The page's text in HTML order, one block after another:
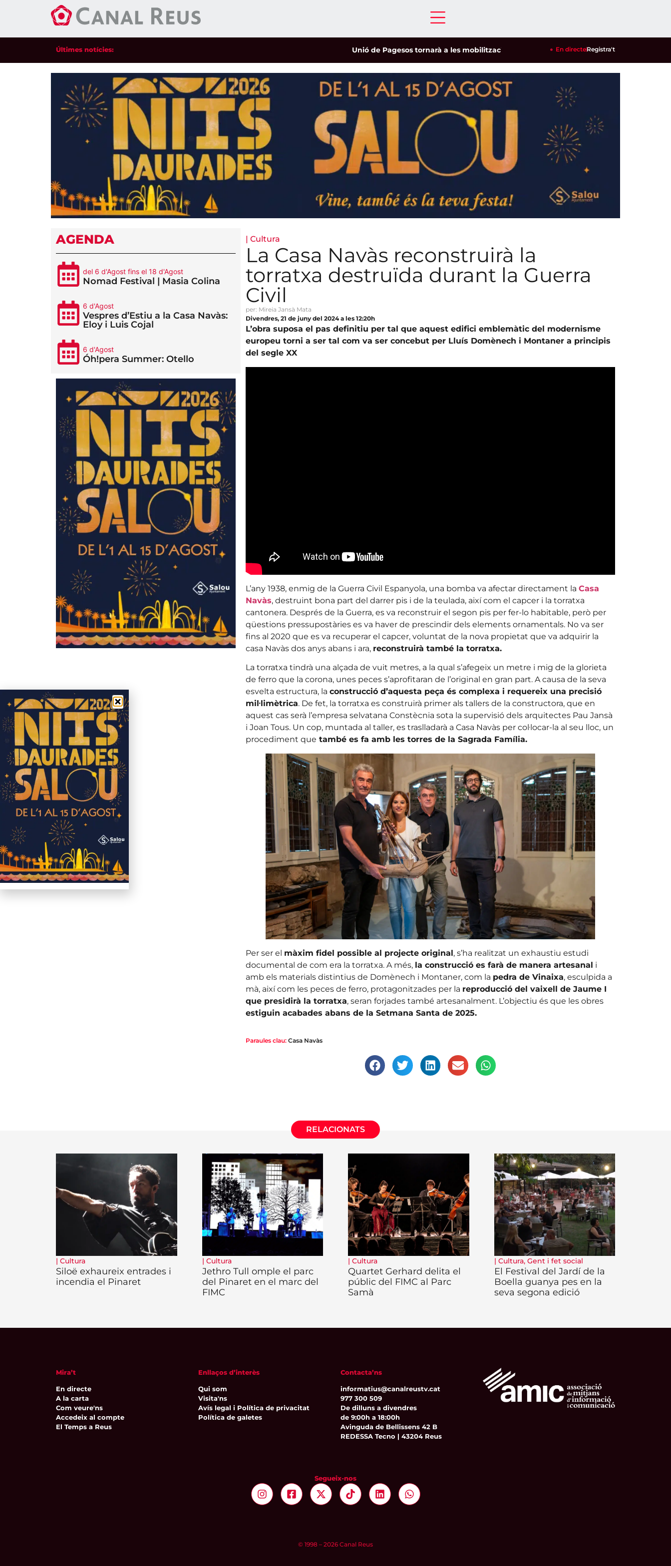
Últimes notícies: Unió de Pagesos tornarà a les mobilitzacions per defensar els cultius de la garrofa i l'ametlla
En directeRegistra't
AGENDA
del 6 d'Agost fins el 18 d'Agost
Nomad Festival | Masia Colina
6 d'Agost
Vespres d’Estiu a la Casa Navàs:
Eloy i Luis Cojal
6 d'Agost
Óh!pera Summer: Otello
| Cultura
La Casa Navàs reconstruirà la
torratxa destruïda durant la Guerra
Civil
per: Mireia Jansà Mata
Divendres, 21 de juny del 2024 a les 12:20h
L’obra suposa el pas definitiu per tal que aquest edifici emblemàtic del modernisme
europeu torni a ser tal com va ser concebut per Lluís Domènech i Montaner a principis
del segle XX
L’any 1938, enmig de la Guerra Civil Espanyola, una bomba va afectar directament la Casa
Navàs, destruint bona part del darrer pis i de la teulada, així com el capcer i la torratxa
cantonera. Després de la Guerra, es va reconstruir el segon pis per fer-lo habitable, però per
qüestions pressupostàries es va haver de prescindir dels elements ornamentals. No va ser
fins al 2020 que es va recuperar el capcer, voluntat de la nova propietat que va adquirir la
casa Navàs dos anys abans i ara, reconstruirà també la torratxa.
La torratxa tindrà una alçada de vuit metres, a la qual s’afegeix un metre i mig de la glorieta
de ferro que la corona, unes peces s’aprofitaran de l’original en gran part. A causa de la seva
esvelta estructura, la construcció d’aquesta peça és complexa i requereix una precisió
mil·limètrica. De fet, la torratxa es construirà primer als tallers de la constructora, que en
aquest cas serà l’empresa selvatana Constècnia sota la supervisió dels arquitectes Pau Jansà
i Joan Tous. Un cop, muntada al taller, es traslladarà a Casa Navàs per col·locar-la al seu lloc, un
procediment que també es fa amb les torres de la Sagrada Família.
Per ser el màxim fidel possible al projecte original, s’ha realitzat un exhaustiu estudi
documental de com era la torratxa. A més, la construcció es farà de manera artesanal i
amb els materials distintius de Domènech i Montaner, com la pedra de Vinaixa, esculpida a
mà, així com les peces de ferro, protagonitzades per la reproducció del vaixell de Jaume I
que presidirà la torratxa, seran forjades també artesanalment. L’objectiu és que les obres
estiguin acabades abans de la Setmana Santa de 2025.
Paraules clau: Casa Navàs
RELACIONATS
| Cultura
Siloë exhaureix entrades i
incendia el Pinaret
| Cultura
Jethro Tull omple el parc
del Pinaret en el marc del
FIMC
| Cultura
Quartet Gerhard delita el
públic del FIMC al Parc
Samà
| Cultura, Gent i fet social
El Festival del Jardí de la
Boella guanya pes en la
seva segona edició
Mira’t
En directe
A la carta
Com veure'ns
Accedeix al compte
El Temps a Reus
Enllaços d’interès
Qui som
Visita'ns
Avís legal i Política de privacitat
Política de galetes
Contacta’ns
informatius@canalreustv.cat
977 300 509
De dilluns a divendres
de 9:00h a 18:00h
Avinguda de Bellissens 42 B
REDESSA Tecno | 43204 Reus
Segueix-nos
© 1998 – 2026 Canal Reus